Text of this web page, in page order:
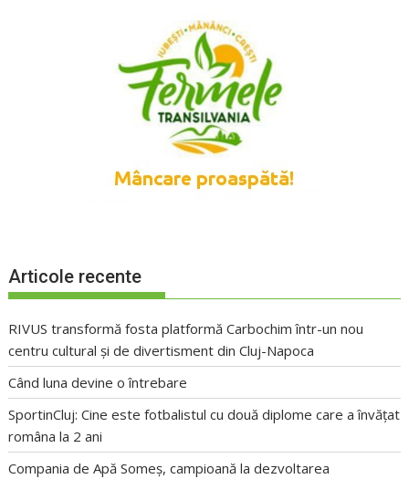
Articole recente
RIVUS transformă fosta platformă Carbochim într-un nou
centru cultural și de divertisment din Cluj-Napoca
Când luna devine o întrebare
SportinCluj: Cine este fotbalistul cu două diplome care a învățat
româna la 2 ani
Compania de Apă Someș, campioană la dezvoltarea